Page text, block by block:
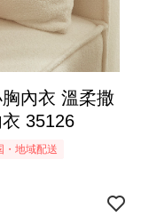
內衣 溫柔撒
35126
・地域配送